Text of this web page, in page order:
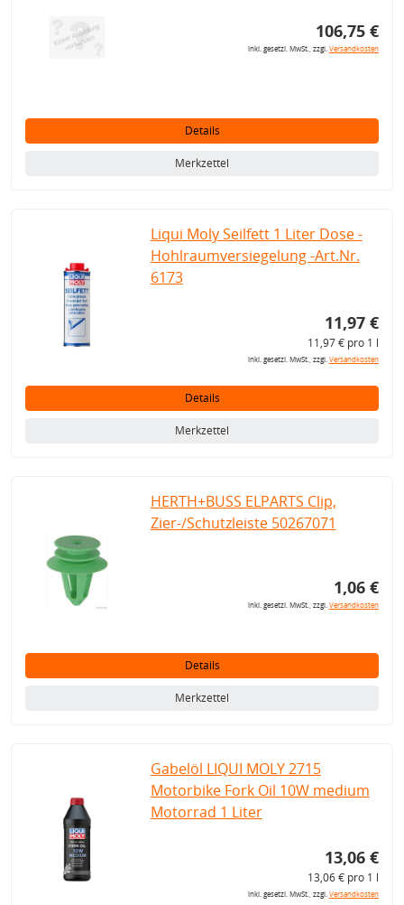
106,75 €
inkl. gesetzl. MwSt., zzgl.Versandkosten
Details
Merkzettel
Liqui Moly Seilfett 1 Liter Dose -
Hohlraumversiegelung -Art.Nr.
6173
11,97 €
11,97 € pro 1 l
inkl. gesetzl. MwSt., zzgl.Versandkosten
Details
Merkzettel
HERTH+BUSS ELPARTS Clip,
Zier-/Schutzleiste 50267071
1,06 €
inkl. gesetzl. MwSt., zzgl.Versandkosten
Details
Merkzettel
Gabelöl LIQUI MOLY 2715
Motorbike Fork Oil 10W medium
Motorrad 1 Liter
13,06 €
13,06 € pro 1 l
inkl. gesetzl. MwSt., zzgl.Versandkosten